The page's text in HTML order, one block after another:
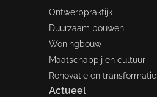
Ontwerppraktijk
Duurzaam bouwen
Woningbouw
Maatschappij en cultuur
Renovatie en transformatie
Actueel